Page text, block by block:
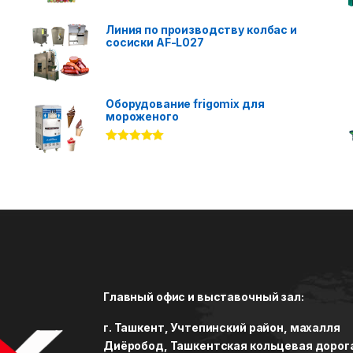
Линия по производству колбас и
сосиски AF-L027
Оборудование frigomix для
мороженого
Главный офис и выставочный зал:
г. Ташкент, Учтепинский район, махалля
Диёробод, Ташкентская кольцевая